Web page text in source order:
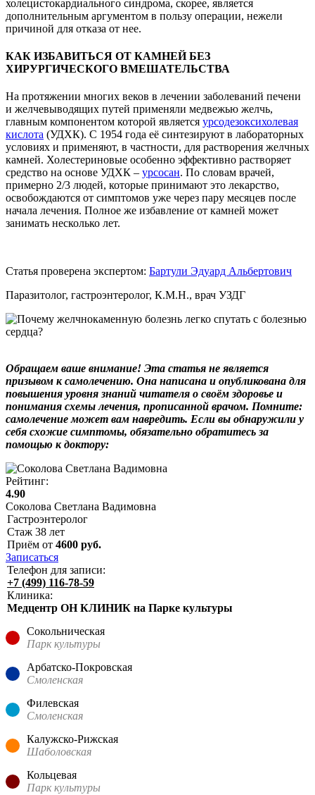
холецистокардиального синдрома, скорее, является
дополнительным аргументом в пользу операции, нежели
причиной для отказа от нее.
КАК ИЗБАВИТЬСЯ ОТ КАМНЕЙ БЕЗ
ХИРУРГИЧЕСКОГО ВМЕШАТЕЛЬСТВА
На протяжении многих веков в лечении заболеваний печени
и желчевыводящих путей применяли медвежью желчь,
главным компонентом которой является урсодезоксихолевая
кислота (УДХК). С 1954 года её синтезируют в лабораторных
условиях и применяют, в частности, для растворения желчных
камней. Холестериновые особенно эффективно растворяет
средство на основе УДХК – урсосан. По словам врачей,
примерно 2/3 людей, которые принимают это лекарство,
освобождаются от симптомов уже через пару месяцев после
начала лечения. Полное же избавление от камней может
занимать несколько лет.
Статья проверена экспертом: Бартули Эдуард Альбертович
Паразитолог, гастроэнтеролог, К.М.Н., врач УЗДГ
Обращаем ваше внимание! Эта статья не является
призывом к самолечению. Она написана и опубликована для
повышения уровня знаний читателя о своём здоровье и
понимания схемы лечения, прописанной врачом. Помните:
самолечение может вам навредить. Если вы обнаружили у
себя схожие симптомы, обязательно обратитесь за
помощью к доктору:
Рейтинг:
4.90
Соколова Светлана Вадимовна
Гастроэнтеролог
Стаж 38 лет
Приём от 4600 руб.
Записаться
Телефон для записи:
+7 (499) 116-78-59
Клиника:
Медцентр ОН КЛИНИК на Парке культуры
Сокольническая
Парк культуры
Арбатско-Покровская
Смоленская
Филевская
Смоленская
Калужско-Рижская
Шаболовская
Кольцевая
Парк культуры